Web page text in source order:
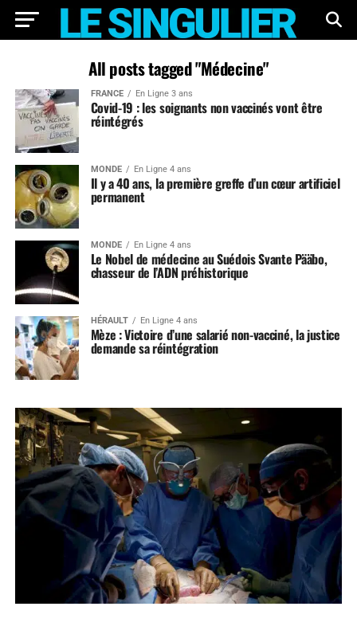
All posts tagged "Médecine"
FRANCE En Ligne 3 ans
Covid-19 : les soignants non vaccinés vont être
réintégrés
MONDE En Ligne 4 ans
Il y a 40 ans, la première greffe d’un cœur artificiel
permanent
MONDE En Ligne 4 ans
Le Nobel de médecine au Suédois Svante Pääbo,
chasseur de l’ADN préhistorique
HÉRAULT En Ligne 4 ans
Mèze : Victoire d’une salarié non-vacciné, la justice
demande sa réintégration